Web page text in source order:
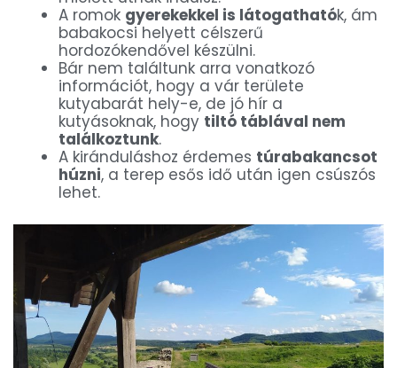
A romok gyerekekkel is látogathatók, ám
babakocsi helyett célszerű
hordozókendővel készülni.
Bár nem találtunk arra vonatkozó
információt, hogy a vár területe
kutyabarát hely-e, de jó hír a
kutyásoknak, hogy tiltó táblával nem
találkoztunk.
A kiránduláshoz érdemes túrabakancsot
húzni, a terep esős idő után igen csúszós
lehet.